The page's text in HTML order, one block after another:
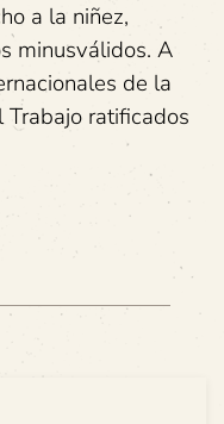
a la niñez,
minusválidos. A
de la
ratificados